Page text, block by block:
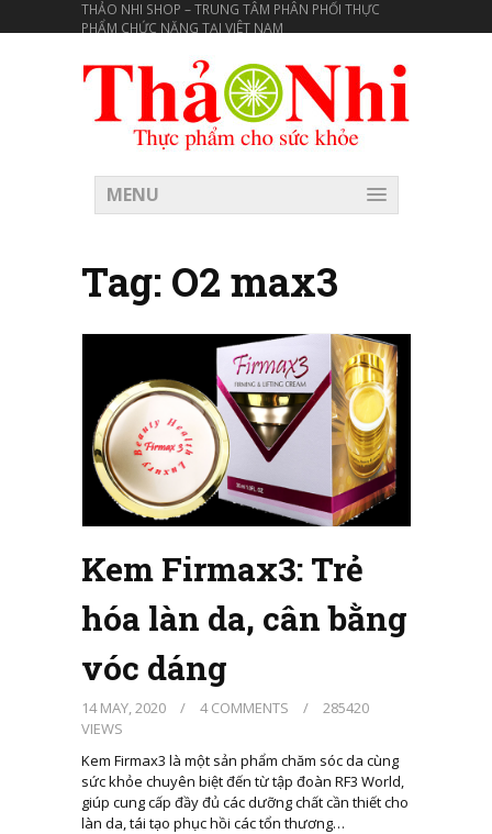
THẢO NHI SHOP – TRUNG TÂM PHÂN PHỐI THỰC
PHẨM CHỨC NĂNG TẠI VIÊT NAM
MENU
Tag: O2 max3
Kem Firmax3: Trẻ
hóa làn da, cân bằng
vóc dáng
14 MAY, 2020 / 4 COMMENTS /
285420
VIEWS
Kem Firmax3 là một sản phẩm chăm sóc da cùng
sức khỏe chuyên biệt đến từ tập đoàn RF3 World,
giúp cung cấp đầy đủ các dưỡng chất cần thiết cho
làn da, tái tạo phục hồi các tổn thương…